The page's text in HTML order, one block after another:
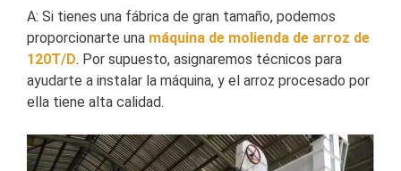
A: Si tienes una fábrica de gran tamaño, podemos
proporcionarte una máquina de molienda de arroz de
120T/D. Por supuesto, asignaremos técnicos para
ayudarte a instalar la máquina, y el arroz procesado por
ella tiene alta calidad.